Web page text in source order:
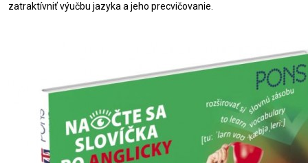
zatraktívniť výučbu jazyka a jeho precvičovanie.